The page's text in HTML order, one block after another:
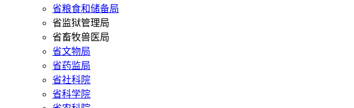
省粮食和储备局
省监狱管理局
省畜牧兽医局
省文物局
省药监局
省社科院
省科学院